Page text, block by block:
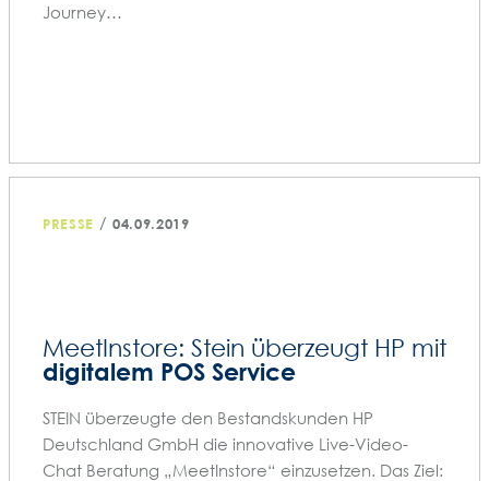
Journey…
PRESSE /04.09.2019
MeetInstore: Stein überzeugt HP mit
digitalem POS Service
STEIN überzeugte den Bestandskunden HP
Deutschland GmbH die innovative Live-Video-
Chat Beratung „MeetInstore“ einzusetzen. Das Ziel: